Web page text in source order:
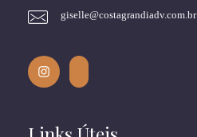
giselle@costagrandiadv.com.br